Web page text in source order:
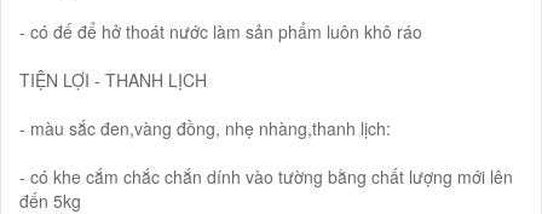
- có đế để hở thoát nước làm sản phẩm luôn khô ráo
TIỆN LỢI - THANH LỊCH
- màu sắc đen,vàng đồng, nhẹ nhàng,thanh lịch:
- có khe cắm chắc chắn dính vào tường bằng chất lượng mới lên
đến 5kg